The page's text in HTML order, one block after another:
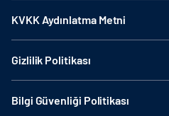
KVKK Aydınlatma Metni
Gizlilik Politikası
Bilgi Güvenliği Politikası